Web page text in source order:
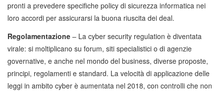
pronti a prevedere specifiche policy di sicurezza informatica nei
loro accordi per assicurarsi la buona riuscita dei deal.
Regolamentazione – La cyber security regulation è diventata
virale: si moltiplicano su forum, siti specialistici o di agenzie
governative, e anche nel mondo del business, diverse proposte,
principi, regolamenti e standard. La velocità di applicazione delle
leggi in ambito cyber è aumentata nel 2018, con controlli che non